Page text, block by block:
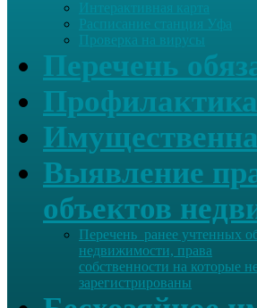
Интерактивная карта
Расписание станция Уфа
Проверка на вирусы
Перечень
Выявление
объектов
Перечень ранее учтенных
недвижимости, права
собственности на которые
зарегистрированы